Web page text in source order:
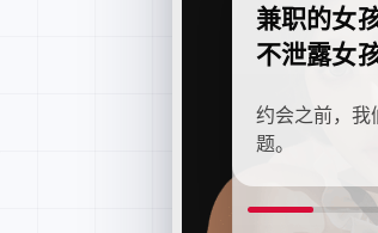
兼职的女
不泄露女
约会之前，我
题。